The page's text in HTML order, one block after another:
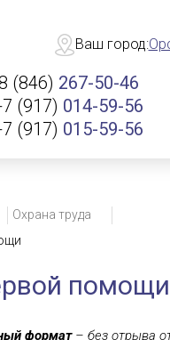
Ваш город:
(846) 267-50-46
(917) 014-59-56
(917) 015-59-56
Охрана труда
помощи
формат– без отрыва